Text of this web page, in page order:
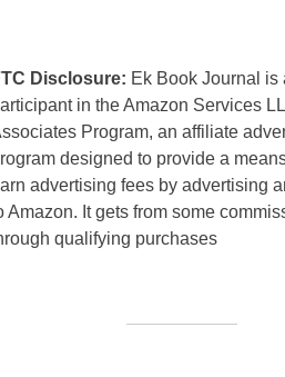
Disclosure: Ek Book Journal is
in the Amazon Services
Program, an affiliate
designed to provide a
advertising fees by advertising
Amazon. It gets from some
qualifying purchases